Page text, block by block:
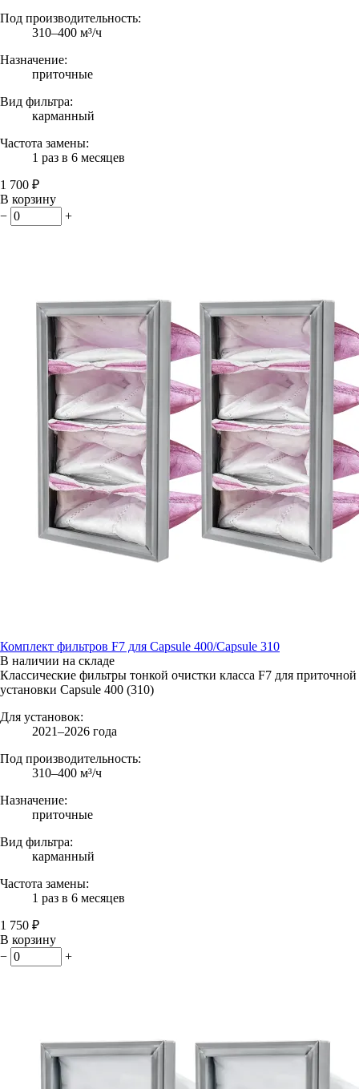
Под производительность:
310–400 м³/ч
Назначение:
приточные
Вид фильтра:
карманный
Частота замены:
1 раз в 6 месяцев
1 700 ₽
В корзину
−
+
Комплект фильтров F7 для Capsule 400/Capsule 310
В наличии на складе
Классические фильтры тонкой очистки класса F7 для приточной
установки Capsule 400 (310)
Для установок:
2021–2026 года
Под производительность:
310–400 м³/ч
Назначение:
приточные
Вид фильтра:
карманный
Частота замены:
1 раз в 6 месяцев
1 750 ₽
В корзину
−
+